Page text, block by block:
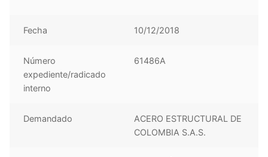
Fecha 10/12/2018
Número
expediente/radicado
interno
61486A
Demandado
ACERO ESTRUCTURAL DE
COLOMBIA S.A.S.